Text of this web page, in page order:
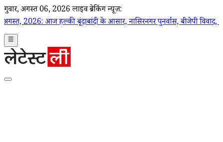
गुरूवार, अगस्त 06, 2026 लाइव ब्रेकिंग न्यूज़:
बूंदाबांदी के आसार, नासिरनगर पुनर्वास, बीजेपी विवाद, अपराध मामले
☰